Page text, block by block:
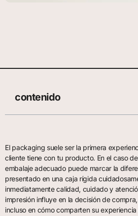
contenido
El packaging suele ser la primera
cliente tiene con tu producto. En el caso
embalaje adecuado puede marcar la
presentado en una caja rígida
inmediatamente calidad, cuidado y
impresión influye en la decisión de
incluso en cómo comparten su